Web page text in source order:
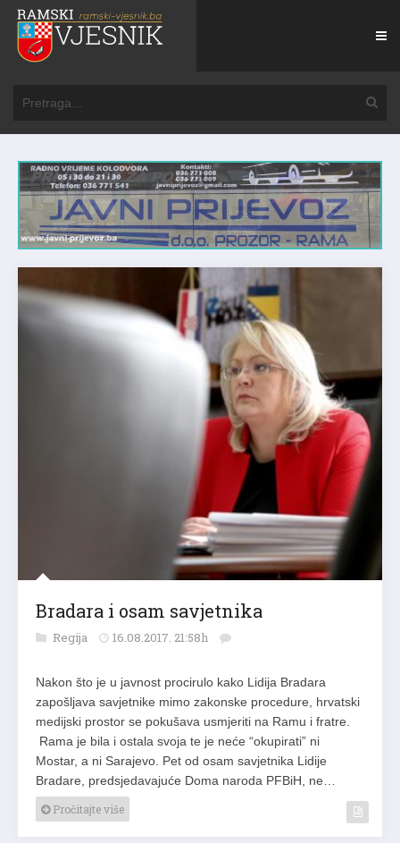
Bradara i osam savjetnika
Regija 16.08.2017. 21:58h
Nakon što je u javnost procirulo kako Lidija Bradara
zapošljava savjetnike mimo zakonske procedure, hrvatski
medijski prostor se pokušava usmjeriti na Ramu i fratre.
Rama je bila i ostala svoja te je neće “okupirati” ni
Mostar, a ni Sarajevo. Pet od osam savjetnika Lidije
Bradare, predsjedavajuće Doma naroda PFBiH, ne…
Pročitajte više